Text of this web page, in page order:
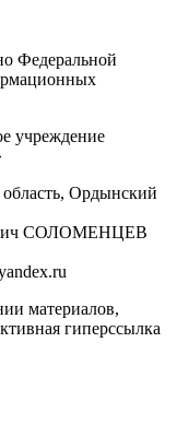
Федеральной
учреждение
Ордынский
СОЛОМЕНЦЕВ
материалов,
гиперссылка